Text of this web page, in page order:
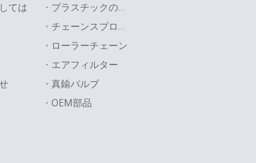
ては
プラスチックの部品
チェーンスプロケット
ローラーチェーン
エアフィルター
真鍮バルブ
OEM部品